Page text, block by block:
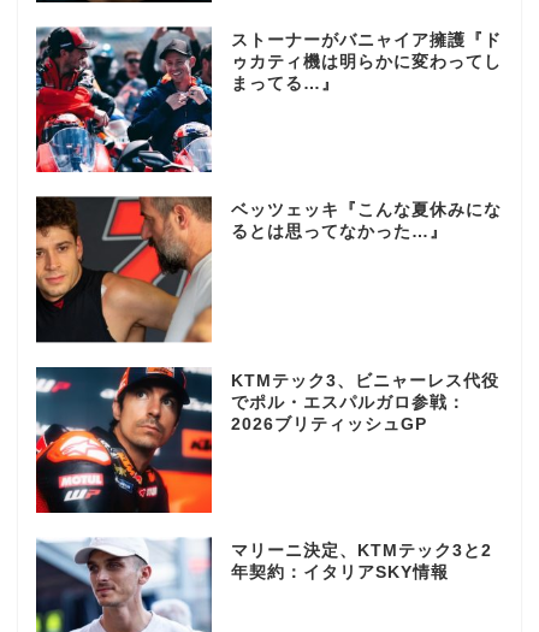
ストーナーがバニャイア擁護『ド
ゥカティ機は明らかに変わってし
まってる…』
ベッツェッキ『こんな夏休みにな
るとは思ってなかった…』
KTMテック3、ビニャーレス代役
でポル・エスパルガロ参戦：
2026ブリティッシュGP
マリーニ決定、KTMテック3と2
年契約：イタリアSKY情報